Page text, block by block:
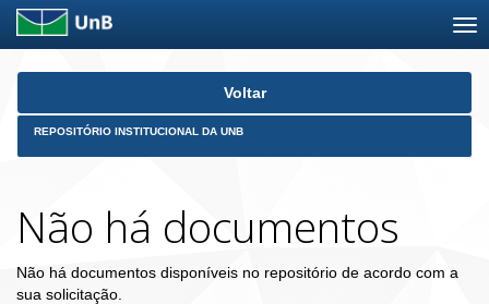
Skip
Voltar
REPOSITÓRIO INSTITUCIONAL DA UNB
Não há documentos
Não há documentos disponíveis no repositório de acordo com a
sua solicitação.